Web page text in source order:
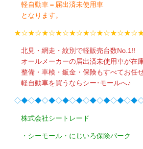
軽自動車＝届出済未使用車
となります。
北見・網走・紋別で軽販売台数No.1!!
オールメーカーの届出済未使用車が在
整備・車検・鈑金・保険もすべてお任
軽自動車を買うならシー･モールへ♪
株式会社シートレード
・シーモール・にじいろ保険パーク